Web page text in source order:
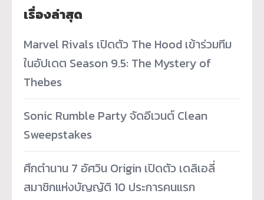
เรื่องล่าสุด
Marvel Rivals เปิดตัว The Hood เข้าร่วมทีม
ในอัปเดต Season 9.5: The Mystery of
Thebes
Sonic Rumble Party จัดอีเวนต์ Clean
Sweepstakes
ศึกตำนาน 7 อัศวิน Origin เปิดตัว เดลิเอลี่
สมาชิกแห่งบัญญัติ 10 ประการคนแรก